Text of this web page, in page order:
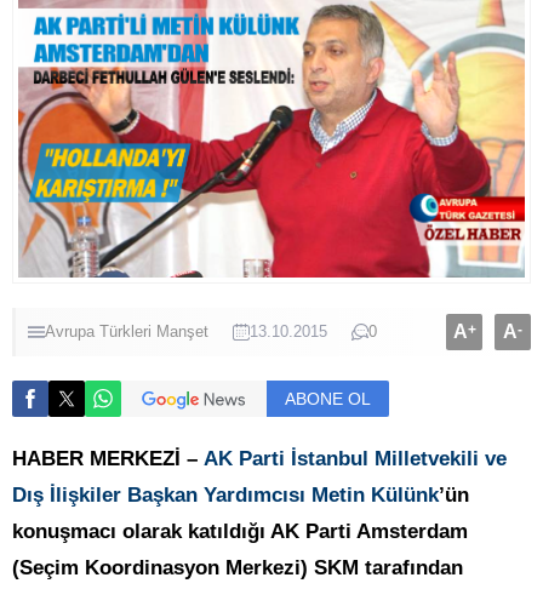
Avrupa Türkleri Manşet 13.10.2015 0 A+ A-
ABONE OL
HABER MERKEZİ – AK Parti İstanbul Milletvekili ve
Dış İlişkiler Başkan Yardımcısı Metin Külünk’ün
konuşmacı olarak katıldığı AK Parti Amsterdam
(Seçim Koordinasyon Merkezi) SKM tarafından